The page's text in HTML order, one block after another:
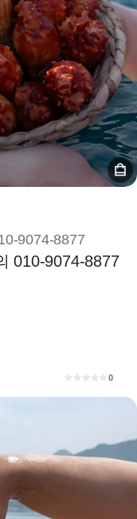
9074-8877
010-9074-8877
0